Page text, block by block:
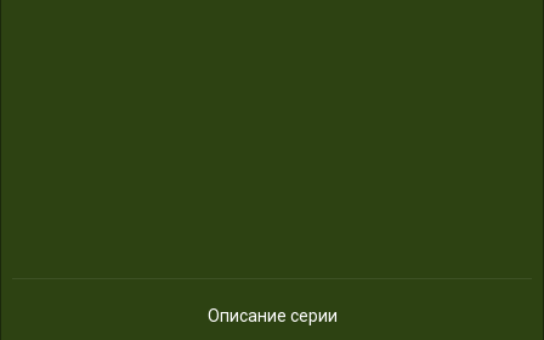
Описание серии